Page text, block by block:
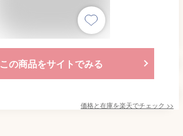
この商品をサイトでみる
価格と在庫を楽天でチェック >>